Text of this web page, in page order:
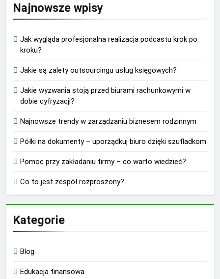
Najnowsze wpisy
Jak wygląda profesjonalna realizacja podcastu krok po
kroku?
Jakie są zalety outsourcingu usług księgowych?
Jakie wyzwania stoją przed biurami rachunkowymi w
dobie cyfryzacji?
Najnowsze trendy w zarządzaniu biznesem rodzinnym
Półki na dokumenty – uporządkuj biuro dzięki szufladkom
Pomoc przy zakładaniu firmy – co warto wiedzieć?
Co to jest zespół rozproszony?
Kategorie
Blog
Edukacja finansowa